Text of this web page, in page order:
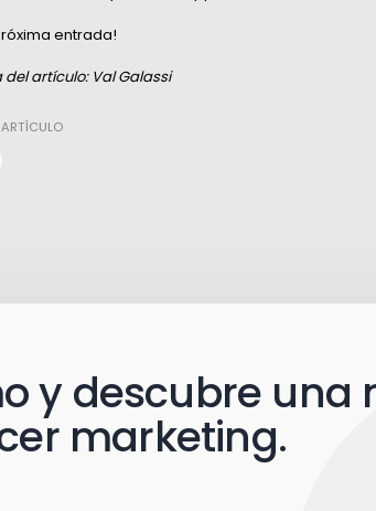
entrada!
artículo: Val Galassi
y descubre una
marketing.